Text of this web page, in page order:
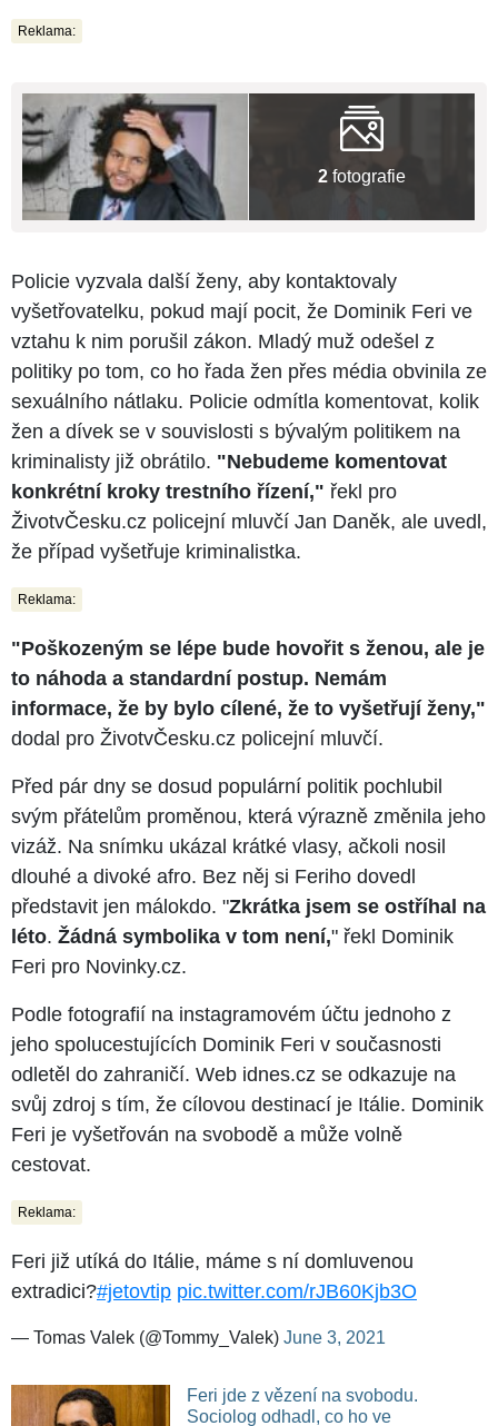
Reklama:
2 fotografie
Policie vyzvala další ženy, aby kontaktovaly
vyšetřovatelku, pokud mají pocit, že Dominik Feri ve
vztahu k nim porušil zákon. Mladý muž odešel z
politiky po tom, co ho řada žen přes média obvinila ze
sexuálního nátlaku. Policie odmítla komentovat, kolik
žen a dívek se v souvislosti s bývalým politikem na
kriminalisty již obrátilo. "Nebudeme komentovat
konkrétní kroky trestního řízení," řekl pro
ŽivotvČesku.cz policejní mluvčí Jan Daněk, ale uvedl,
že případ vyšetřuje kriminalistka.
Reklama:
"Poškozeným se lépe bude hovořit s ženou, ale je
to náhoda a standardní postup. Nemám
informace, že by bylo cílené, že to vyšetřují ženy,"
dodal pro ŽivotvČesku.cz policejní mluvčí.
Před pár dny se dosud populární politik pochlubil
svým přátelům proměnou, která výrazně změnila jeho
vizáž. Na snímku ukázal krátké vlasy, ačkoli nosil
dlouhé a divoké afro. Bez něj si Feriho dovedl
představit jen málokdo. "Zkrátka jsem se ostříhal na
léto. Žádná symbolika v tom není," řekl Dominik
Feri pro Novinky.cz.
Podle fotografií na instagramovém účtu jednoho z
jeho spolucestujících Dominik Feri v současnosti
odletěl do zahraničí. Web idnes.cz se odkazuje na
svůj zdroj s tím, že cílovou destinací je Itálie. Dominik
Feri je vyšetřován na svobodě a může volně
cestovat.
Reklama:
Feri již utíká do Itálie, máme s ní domluvenou
extradici?#jetovtip pic.twitter.com/rJB60Kjb3O
— Tomas Valek (@Tommy_Valek) June 3, 2021
Feri jde z vězení na svobodu.
Sociolog odhadl, co ho ve